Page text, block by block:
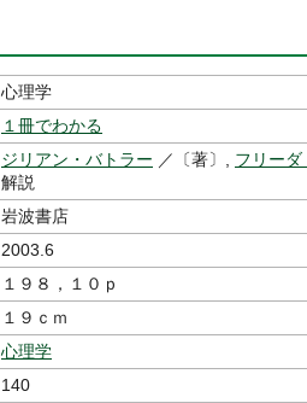
心理学
１冊でわかる
ジリアン・バトラー ／〔著〕, フリー
解説
岩波書店
2003.6
１９８，１０ｐ
１９ｃｍ
心理学
140